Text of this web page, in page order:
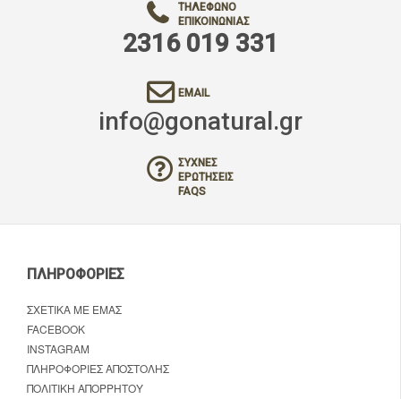
ΤΗΛΈΦΩΝΟ
ΕΠΙΚΟΙΝΩΝΊΑΣ
2316 019 331
EMAIL
info@gonatural.gr
ΣΥΧΝΈΣ
ΕΡΩΤΉΣΕΙΣ
FAQS
ΠΛΗΡΟΦΟΡΊΕΣ
ΣΧΕΤΙΚΆ ΜΕ ΕΜΆΣ
FACEBOOK
INSTAGRAM
ΠΛΗΡΟΦΟΡΊΕΣ ΑΠΟΣΤΟΛΉΣ
ΠΟΛΙΤΙΚΉ ΑΠΟΡΡΉΤΟΥ